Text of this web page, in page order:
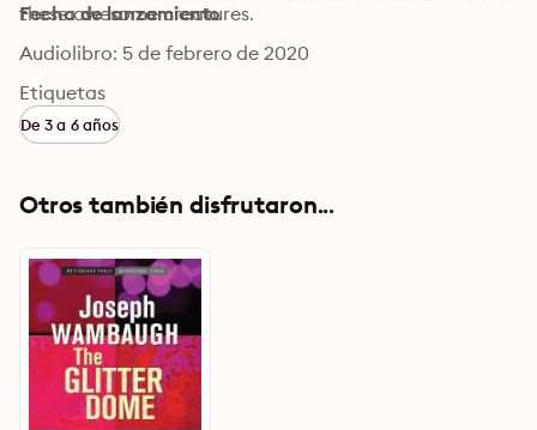
these awesome creatures.
Fecha de lanzamiento
Audiolibro: 5 de febrero de 2020
Etiquetas
De 3 a 6 años
Otros también disfrutaron...